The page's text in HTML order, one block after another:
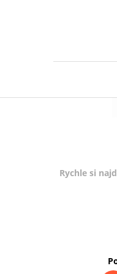
Rychle si
poukazu